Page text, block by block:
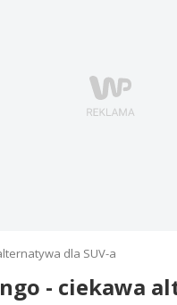
dla SUV-a
- ciekawa